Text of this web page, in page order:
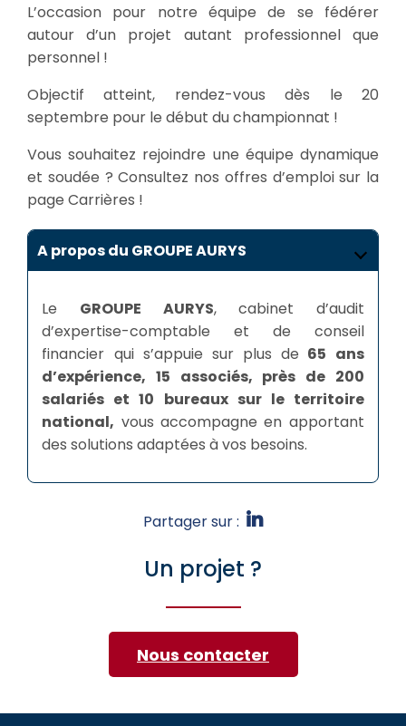
L’occasion pour notre équipe de se fédérer
autour d’un projet autant professionnel que
personnel !
Objectif atteint, rendez-vous dès le 20
septembre pour le début du championnat !
Vous souhaitez rejoindre une équipe dynamique
et soudée ? Consultez nos offres d’emploi sur la
page Carrières !
A propos du GROUPE AURYS
Le GROUPE AURYS, cabinet d’audit
d’expertise-comptable et de conseil
financier qui s’appuie sur plus de 65 ans
d’expérience, 15 associés, près de 200
salariés et 10 bureaux sur le territoire
national, vous accompagne en apportant
des solutions adaptées à vos besoins.
Partager sur :
Un projet ?
Nous contacter